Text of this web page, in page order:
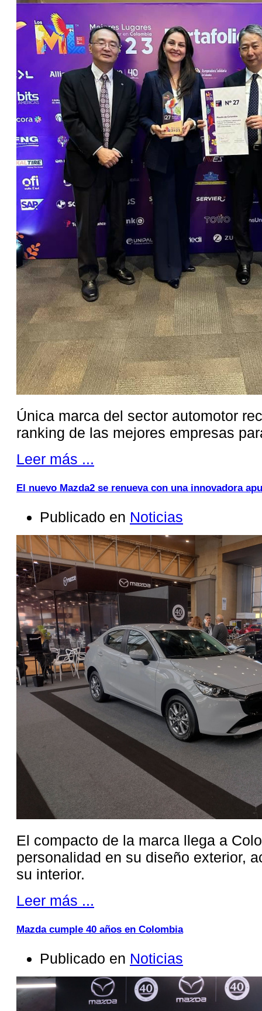
Única marca del sector automotor
ranking de las mejores empresas
Leer más ...
El nuevo Mazda2 se renueva con una innovadora
Publicado en Noticias
El compacto de la marca llega a
personalidad en su diseño exterior,
su interior.
Leer más ...
Mazda cumple 40 años en Colombia
Publicado en Noticias